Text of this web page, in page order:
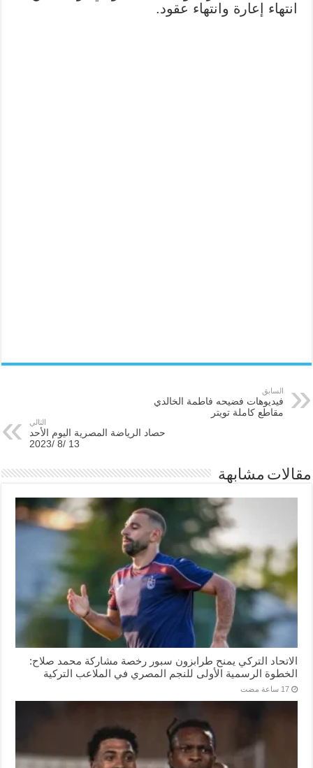
انتهاء إعارة وانتهاء عقود.
السابق
فيديوهات فضيحه فاطمة الخالدي
مقاطع كاملة تويتر
التالي
حصاد الرياضة المصرية اليوم الأحد
13 /8 /2023
مقالات مشابهة
الاتحاد التركي يمنح طرابزون سبور رخصة مشاركة محمد صلاح:
الخطوة الرسمية الأولى للنجم المصري في الملاعب التركية
‏17 ساعة مضت